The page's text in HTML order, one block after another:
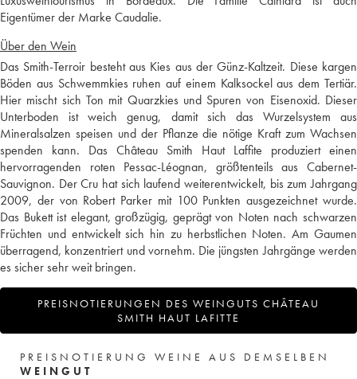
Eigentümer der Marke Caudalie.
Über den Wein
Das Smith-Terroir besteht aus Kies aus der Günz-Kaltzeit. Diese kargen
Böden aus Schwemmkies ruhen auf einem Kalksockel aus dem Tertiär.
Hier mischt sich Ton mit Quarzkies und Spuren von Eisenoxid. Dieser
Unterboden ist weich genug, damit sich das Wurzelsystem aus
Mineralsalzen speisen und der Pflanze die nötige Kraft zum Wachsen
spenden kann. Das Château Smith Haut Laffite produziert einen
hervorragenden roten Pessac-Léognan, größtenteils aus Cabernet-
Sauvignon. Der Cru hat sich laufend weiterentwickelt, bis zum Jahrgang
2009, der von Robert Parker mit 100 Punkten ausgezeichnet wurde.
Das Bukett ist elegant, großzügig, geprägt von Noten nach schwarzen
Früchten und entwickelt sich hin zu herbstlichen Noten. Am Gaumen
überragend, konzentriert und vornehm. Die jüngsten Jahrgänge werden
es sicher sehr weit bringen.
PREISNOTIERUNGEN DES WEINGUTS CHÂTEAU
SMITH HAUT LAFITTE
PREISNOTIERUNG WEINE AUS DEMSELBEN
WEINGUT